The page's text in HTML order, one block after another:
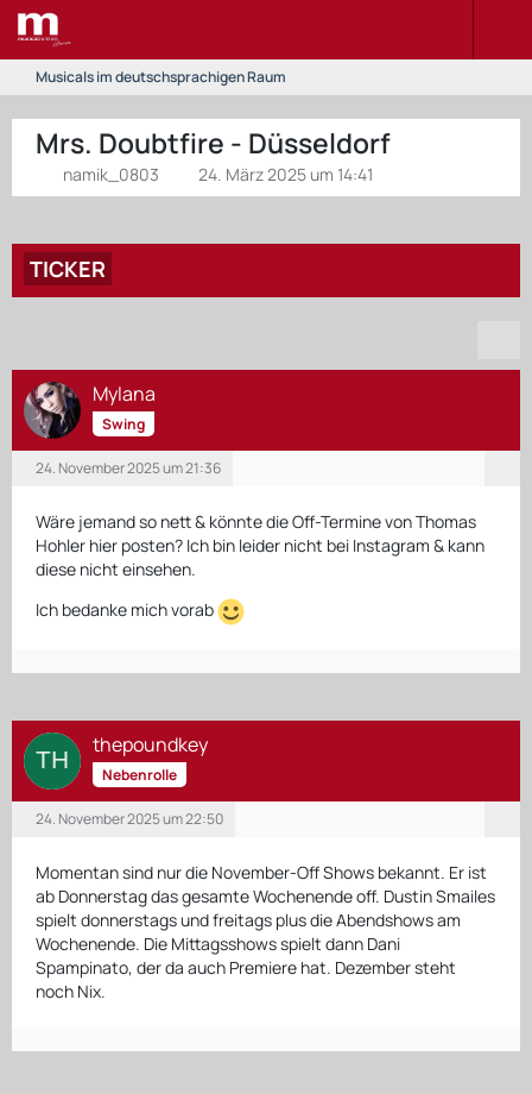
Musicals im deutschsprachigen Raum
Mrs. Doubtfire - Düsseldorf
namik_0803 24. März 2025 um 14:41
TICKER
Mylana
Swing
24. November 2025 um 21:36
Wäre jemand so nett & könnte die Off-Termine von Thomas
Hohler hier posten? Ich bin leider nicht bei Instagram & kann
diese nicht einsehen.
Ich bedanke mich vorab
thepoundkey
Nebenrolle
24. November 2025 um 22:50
Momentan sind nur die November-Off Shows bekannt. Er ist
ab Donnerstag das gesamte Wochenende off. Dustin Smailes
spielt donnerstags und freitags plus die Abendshows am
Wochenende. Die Mittagsshows spielt dann Dani
Spampinato, der da auch Premiere hat. Dezember steht
noch Nix.